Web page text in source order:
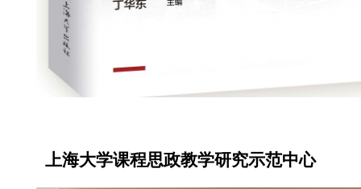
上海大学课程思政教学研究示范中心